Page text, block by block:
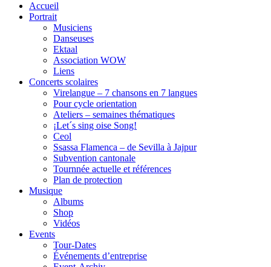
Accueil
Portrait
Musiciens
Danseuses
Ektaal
Association WOW
Liens
Concerts scolaires
Virelangue – 7 chansons en 7 langues
Pour cycle orientation
Ateliers – semaines thématiques
¡Let´s sing oise Song!
Ceol
Ssassa Flamenca – de Sevilla à Jajpur
Subvention cantonale
Tournnée actuelle et références
Plan de protection
Musique
Albums
Shop
Vidéos
Events
Tour-Dates
Événements d’entreprise